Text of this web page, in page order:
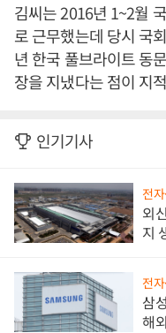
김씨는 2016년 1~2월
로 근무했는데 당시 국
년 한국 풀브라이트 동
장을 지냈다는 점이 지
인기기사
전
외
지
전
삼
해